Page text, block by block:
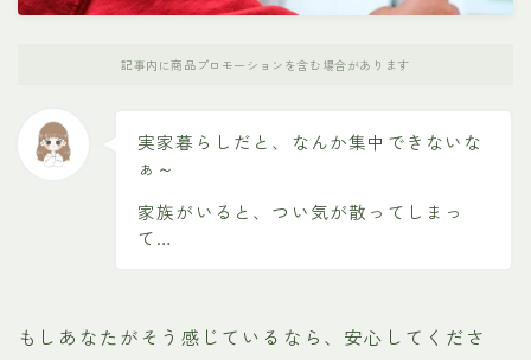
記事内に商品プロモーションを含む場合があります
実家暮らしだと、なんか集中できないな
ぁ～
家族がいると、つい気が散ってしまっ
て…
もしあなたがそう感じているなら、安心してくださ